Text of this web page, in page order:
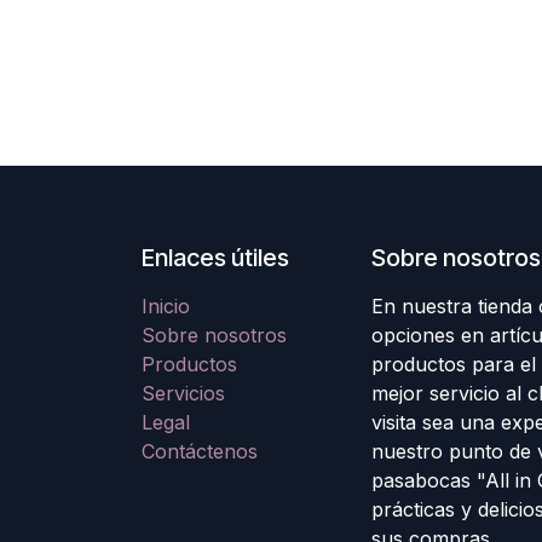
Enlaces útiles
Inicio
Sobre nosotros
Productos
Servicios
Legal
Contáctenos
Sobre nosotros
En nuestra tienda
opciones en
productos para
mejor servicio al
visita sea una
nuestro punto de
pasabocas "All in
prácticas y